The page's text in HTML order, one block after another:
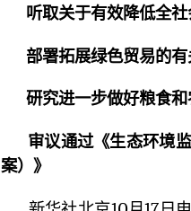
听取关于有效降低全社
部署拓展绿色贸易的有
研究进一步做好粮食和
审议通过《生态环境监
案）》